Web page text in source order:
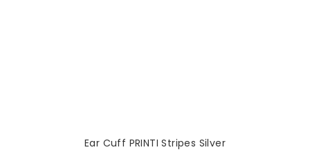
Ear Cuff PRINTI Stripes Silver